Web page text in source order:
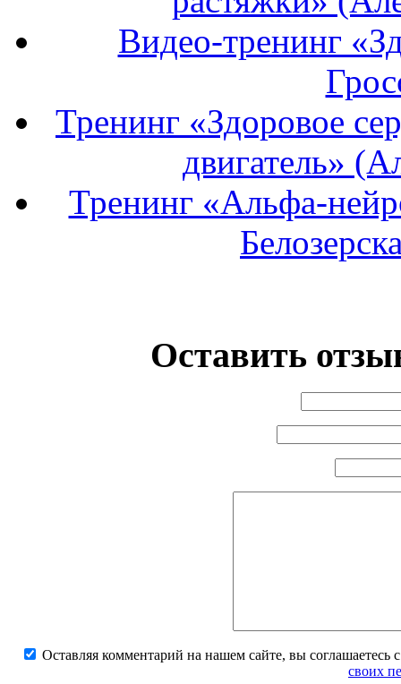
Видео-тренинг
Тренинг «Здоровое
двигатель»
Тренинг «Альфа-
Оставить
Оставляя комментарий на нашем сайте, вы соглашаетесь
своих